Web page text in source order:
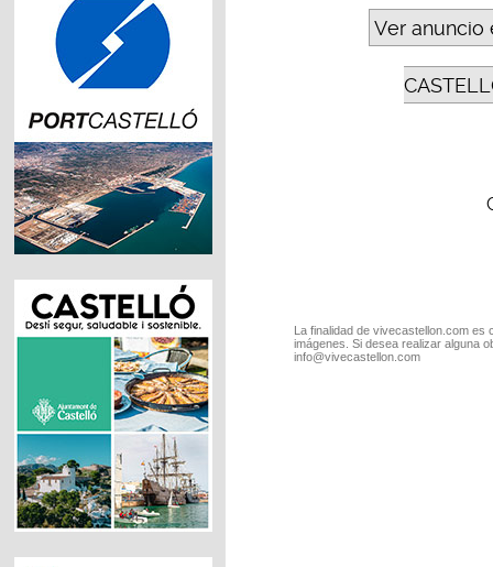
Ver anuncio
La finalidad de vivecastellon.com
imágenes. Si desea realizar alguna
info@vivecastellon.com